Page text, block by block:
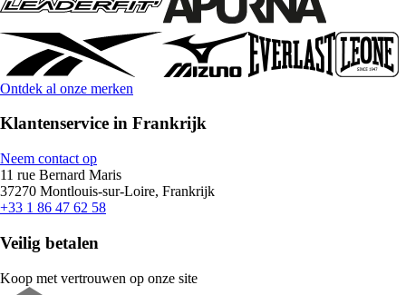
Ontdek al onze merken
Klantenservice in Frankrijk
Neem contact op
11 rue Bernard Maris
37270 Montlouis-sur-Loire, Frankrijk
+33 1 86 47 62 58
Veilig betalen
Koop met vertrouwen op onze site